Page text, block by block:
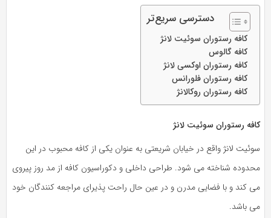
دسترسی سریع‌تر
کافه رستوران سوئیت لانژ
کافه گالوس
کافه رستوران اوکسی لانژ
کافه رستوران فلورانس
کافه رستوران روکالانژ
کافه رستوران سوئیت لانژ
سوئیت لانژ واقع در خیابان شریعتی به عنوان یکی از کافه محبوب در این
محدوده شناخته می شود. طراحی داخلی و دکوراسیون کافه از مد روز پیروی
می کند و با فضایی مدرن و در عین حال راحت پذیرای مراجعه کنندگان خود
می باشد.